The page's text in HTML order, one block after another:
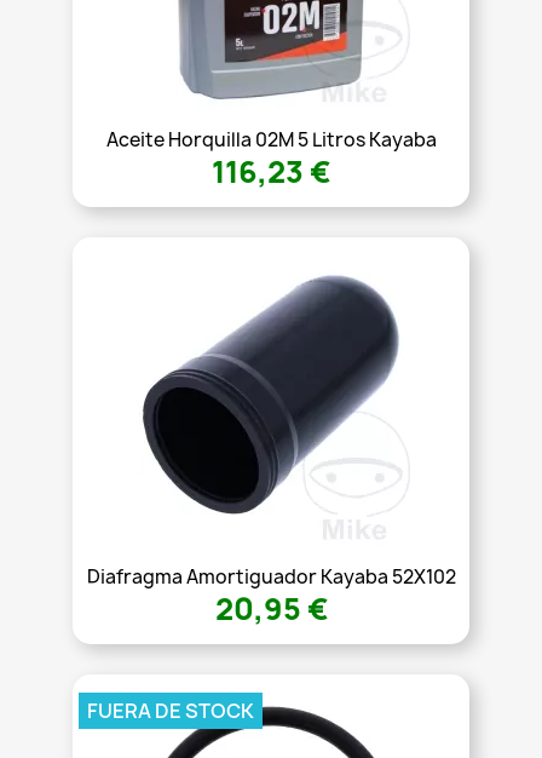
Aceite Horquilla 02M 5 Litros Kayaba
116,23 €
Diafragma Amortiguador Kayaba 52X102
20,95 €
FUERA DE STOCK